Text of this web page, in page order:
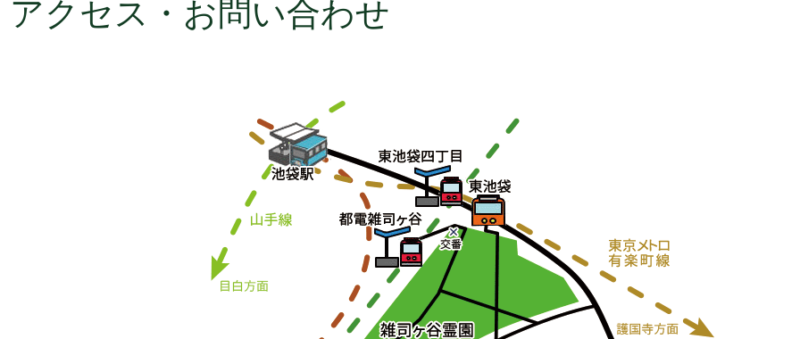
アクセス・お問い合わせ